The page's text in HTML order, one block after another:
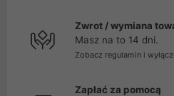
Zwrot / wymiana
Masz na to 14 dni.
Zobacz regulamin i
Zapłać za pomocą